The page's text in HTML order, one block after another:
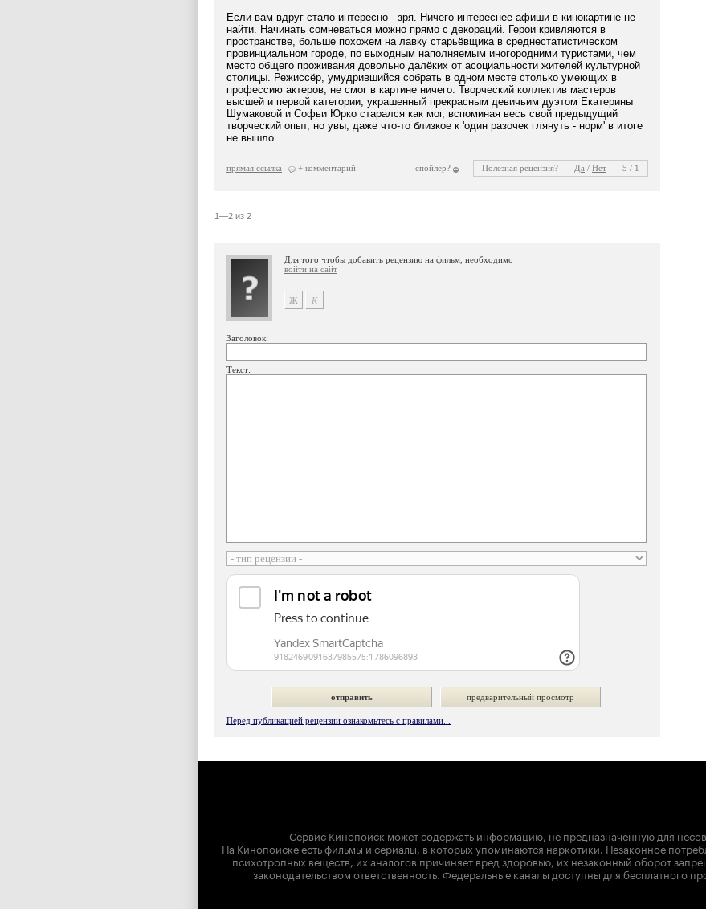
Если вам вдруг стало интересно - зря. Ничего интереснее афиши в кинокартине не
найти. Начинать сомневаться можно прямо с декораций. Герои кривляются в
пространстве, больше похожем на лавку старьёвщика в среднестатистическом
провинциальном городе, по выходным наполняемым иногородними туристами, чем
место общего проживания довольно далёких от асоциальности жителей культурной
столицы. Режиссёр, умудрившийся собрать в одном месте столько умеющих в
профессию актеров, не смог в картине ничего. Творческий коллектив мастеров
высшей и первой категории, украшенный прекрасным девичьим дуэтом Екатерины
Шумаковой и Софьи Юрко старался как мог, вспоминая весь свой предыдущий
творческий опыт, но увы, даже что-то близкое к 'один разочек глянуть - норм' в итоге
не вышло.
прямая ссылка + комментарий Полезная рецензия?
спойлер? Да / Нет 5 / 1
1—2 из 2
Для того чтобы добавить рецензию на фильм, необходимо
войти на сайт
Заголовок:
Текст:
Перед публикацией рецензии ознакомьтесь с правилами...
Сервис Кинопоиск может содержать информацию, не предназначенную для
На Кинопоиске есть фильмы и сериалы, в которых упоминаются наркотики. Незаконное
психотропных веществ, их аналогов причиняет вред здоровью, их незаконный оборот
законодательством ответственность. Федеральные каналы доступны для бесплатного